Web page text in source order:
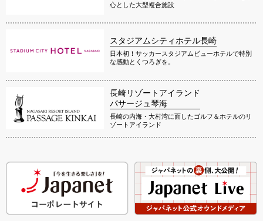
心とした大型複合施設
スタジアムシティホテル長崎
日本初！サッカースタジアムビューホテルで特別
な感動とくつろぎを。
長崎リゾートアイランド
パサージュ琴海
長崎の内海・大村湾に面したゴルフ＆ホテルのリ
ゾートアイランド